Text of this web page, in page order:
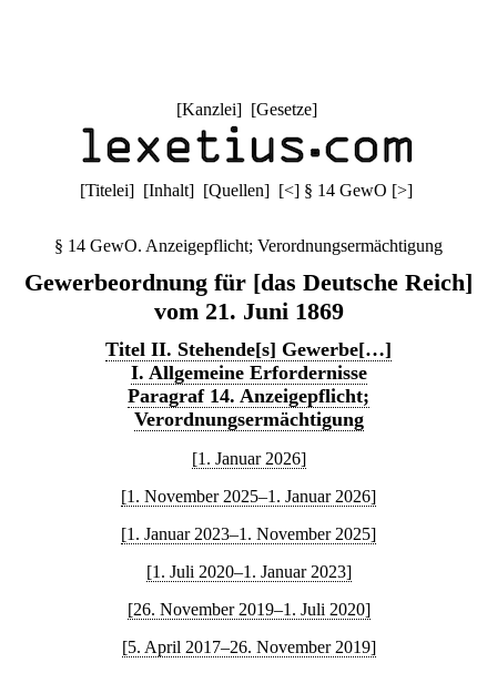
[Kanzlei] [Gesetze]
[Titelei] [Inhalt] [Quellen] [<] § 14 GewO [>]
§ 14 GewO. Anzeigepflicht; Verordnungsermächtigung
Gewerbeordnung für [das Deutsche Reich]
vom 21. Juni 1869
Titel II. Stehende[s] Gewerbe[…]
I. Allgemeine Erfordernisse
Paragraf 14. Anzeigepflicht;
Verordnungsermächtigung
[1. Januar 2026]
[1. November 2025–1. Januar 2026]
[1. Januar 2023–1. November 2025]
[1. Juli 2020–1. Januar 2023]
[26. November 2019–1. Juli 2020]
[5. April 2017–26. November 2019]